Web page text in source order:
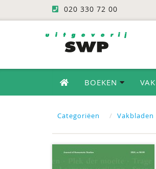
020 330 72 00
BOEKEN
Categoriëen Vakbladen